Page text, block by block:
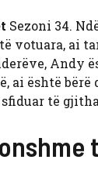
Sezoni 34.
votuara, ai
Andy
ai është bërë
të